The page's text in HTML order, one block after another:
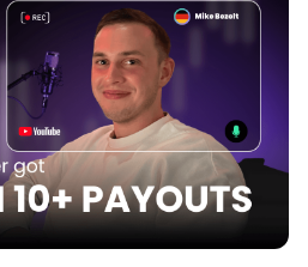
NEGOCIAÇÃO
do Mercado
se